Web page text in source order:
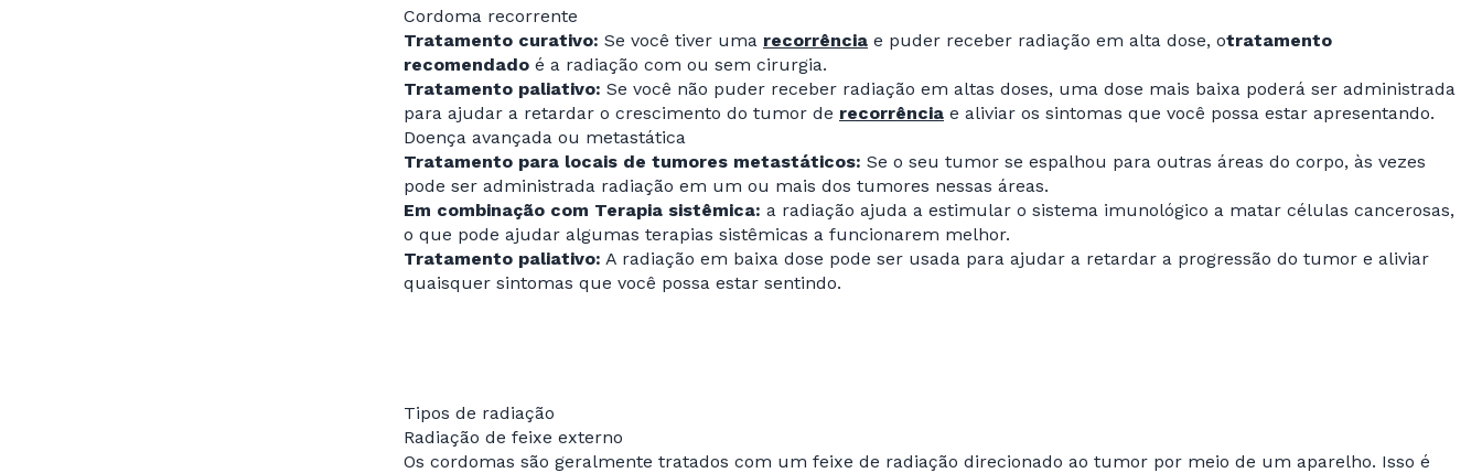
Cordoma recorrente
Tratamento curativo: Se você tiver uma recorrência e puder receber radiação em alta dose, otratamento
recomendado é a radiação com ou sem cirurgia.
Tratamento paliativo: Se você não puder receber radiação em altas doses, uma dose mais baixa poderá ser administrada
para ajudar a retardar o crescimento do tumor de recorrência e aliviar os sintomas que você possa estar apresentando.
Doença avançada ou metastática
Tratamento para locais de tumores metastáticos: Se o seu tumor se espalhou para outras áreas do corpo, às vezes
pode ser administrada radiação em um ou mais dos tumores nessas áreas.
Em combinação com Terapia sistêmica: a radiação ajuda a estimular o sistema imunológico a matar células cancerosas,
o que pode ajudar algumas terapias sistêmicas a funcionarem melhor.
Tratamento paliativo: A radiação em baixa dose pode ser usada para ajudar a retardar a progressão do tumor e aliviar
quaisquer sintomas que você possa estar sentindo.
Tipos de radiação
Radiação de feixe externo
Os cordomas são geralmente tratados com um feixe de radiação direcionado ao tumor por meio de um aparelho. Isso é